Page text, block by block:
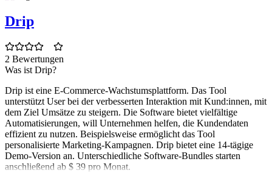
Drip
2 Bewertungen
Was ist Drip?
Drip ist eine E-Commerce-Wachstumsplattform. Das Tool
unterstützt User bei der verbesserten Interaktion mit Kund:innen, mit
dem Ziel Umsätze zu steigern. Die Software bietet vielfältige
Automatisierungen, will Unternehmen helfen, die Kundendaten
effizient zu nutzen. Beispielsweise ermöglicht das Tool
personalisierte Marketing-Kampagnen. Drip bietet eine 14-tägige
Demo-Version an. Unterschiedliche Software-Bundles starten
anschließend ab $ 39 pro Monat.